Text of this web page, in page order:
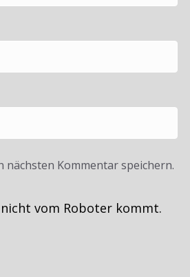
nächsten Kommentar speichern.
vom Roboter kommt.